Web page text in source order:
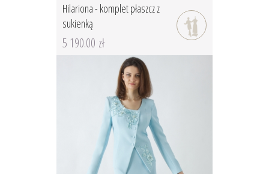
Hilariona - komplet płaszcz z
sukienką
5 190.00 zł